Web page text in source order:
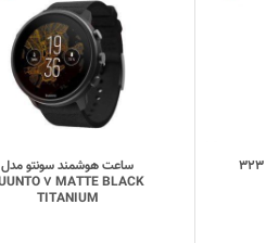
ساعت هوشمند سونتو مدل
7 MATTE BLACK
TITANIUM